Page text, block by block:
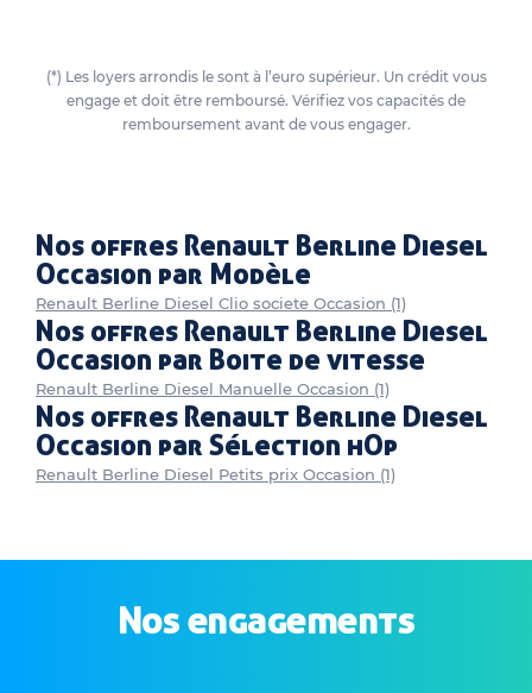
(*) Les loyers arrondis le sont à l’euro supérieur. Un crédit vous
engage et doit être remboursé. Vérifiez vos capacités de
remboursement avant de vous engager.
Nos offres Renault Berline Diesel
Occasion par Modèle
Renault Berline Diesel Clio societe Occasion (1)
Nos offres Renault Berline Diesel
Occasion par Boite de vitesse
Renault Berline Diesel Manuelle Occasion (1)
Nos offres Renault Berline Diesel
Occasion par Sélection hOp
Renault Berline Diesel Petits prix Occasion (1)
Nos engagements